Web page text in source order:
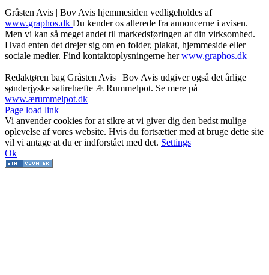
Gråsten Avis | Bov Avis hjemmesiden vedligeholdes af
www.graphos.dk Du kender os allerede fra annoncerne i avisen.
Men vi kan så meget andet til markedsføringen af din virksomhed.
Hvad enten det drejer sig om en folder, plakat, hjemmeside eller
sociale medier. Find kontaktoplysningerne herwww.graphos.dk
Redaktøren bag Gråsten Avis | Bov Avis udgiver også det årlige
sønderjyske satirehæfte Æ Rummelpot. Se mere på
www.ærummelpot.dk
Facebook
Facebook
Facebook
Facebook
Instagram
Instagram
Instagram
LinkedIn
Page load link
Vi anvender cookies for at sikre at vi giver dig den bedst mulige
oplevelse af vores website. Hvis du fortsætter med at bruge dette site
vil vi antage at du er indforstået med det. Settings
Ok
Go